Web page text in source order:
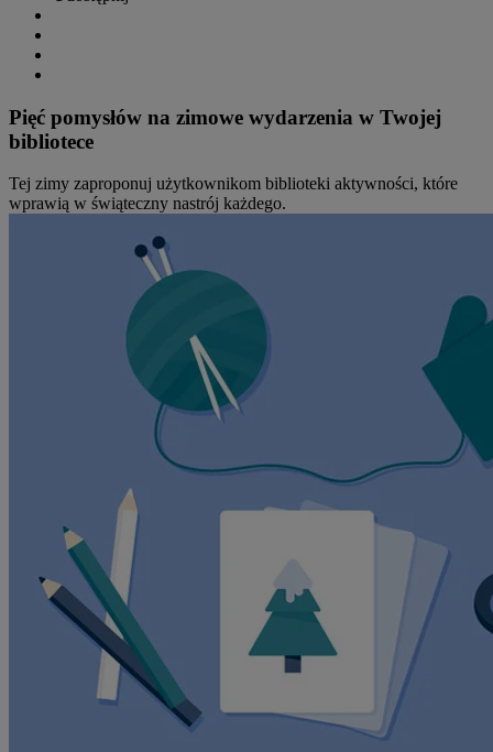
Pięć pomysłów na zimowe wydarzenia w Twojej
bibliotece
Tej zimy zaproponuj użytkownikom biblioteki aktywności, które
wprawią w świąteczny nastrój każdego.